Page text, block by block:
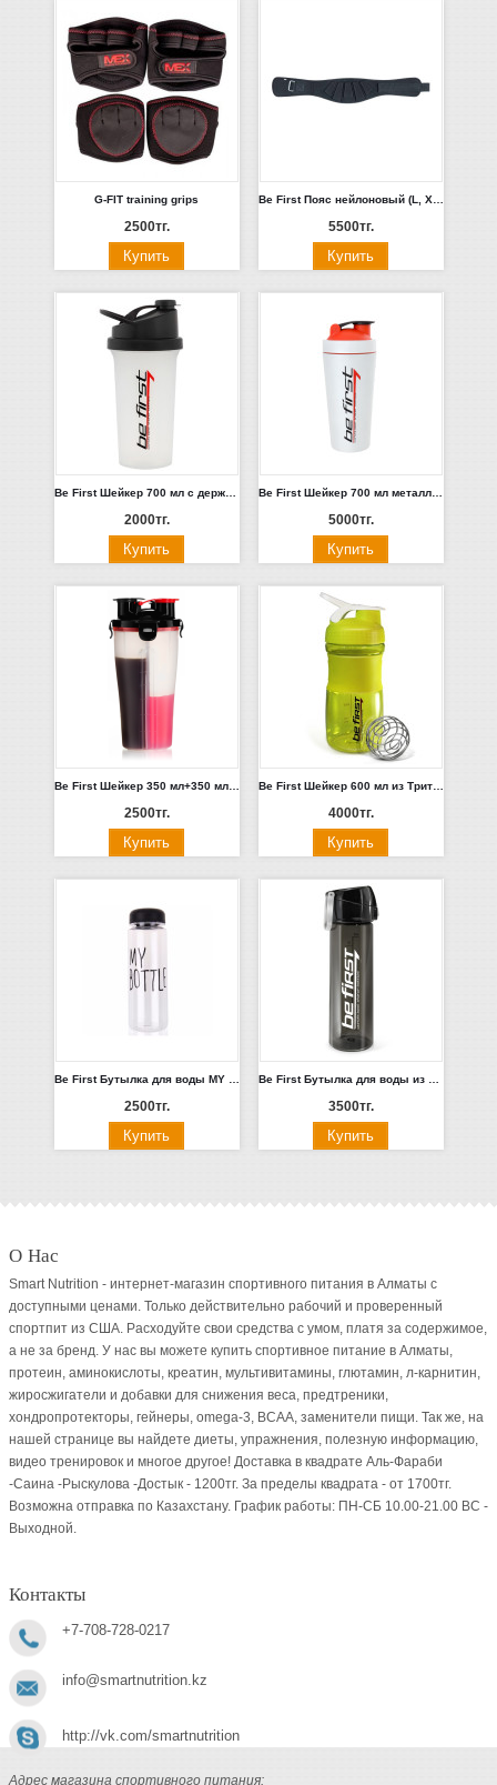
G-FIT training grips
2500тг.
Be First Пояс нейлоновый (L, XL) (арт 806)
5500тг.
Be First Шейкер 700 мл с держателем (оранжевая, черная, красная, желтая крышка) (TS 1194-**)
2000тг.
Be First Шейкер 700 мл металлический (черный с красной крышкой, белый с красной крышкой) (TS 87-***)
5000тг.
Be First Шейкер 350 мл+350 мл гидра кап, с черной крышкой (TS 452-TRA)
2500тг.
Be First Шейкер 600 мл из Тритана с Шариком (лайм, черный) (TS 301-***)
4000тг.
2500тг. 3500тг.
О Нас
Smart Nutrition - интернет-магазин спортивного питания в Алматы с
доступными ценами. Только действительно рабочий и проверенный
спортпит из США. Расходуйте свои средства с умом, платя за содержимое,
а не за бренд. У нас вы можете купить спортивное питание в Алматы,
протеин, аминокислоты, креатин, мультивитамины, глютамин, л-карнитин,
жиросжигатели и добавки для снижения веса, предтреники,
хондропротекторы, гейнеры, omega-3, BCAA, заменители пищи. Так же, на
нашей странице вы найдете диеты, упражнения, полезную информацию,
видео тренировок и многое другое! Доставка в квадрате Аль-Фараби
-Саина -Рыскулова -Достык - 1200тг. За пределы квадрата - от 1700тг.
Возможна отправка по Казахстану. График работы: ПН-СБ 10.00-21.00 ВC -
Выходной.
Контакты
+7-708-728-0217
info@smartnutrition.kz
http://vk.com/smartnutrition
Адрес магазина спортивного питания: